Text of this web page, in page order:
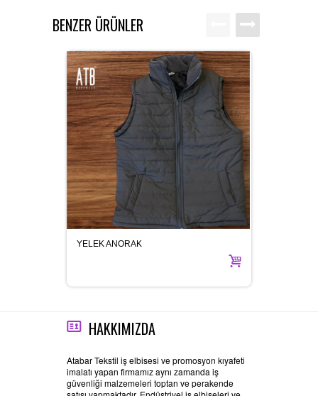
BENZER ÜRÜNLER
YELEK ANORAK
HAKKIMIZDA
Atabar Tekstil iş elbisesi ve promosyon kıyafeti
imalatı yapan firmamız aynı zamanda iş
güvenliği malzemeleri toptan ve perakende